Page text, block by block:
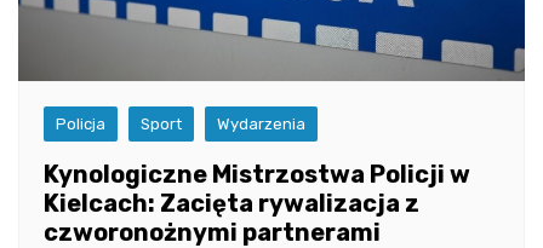
Policja Sport Wydarzenia
Kynologiczne Mistrzostwa Policji w
Kielcach: Zacięta rywalizacja z
czworonożnymi partnerami